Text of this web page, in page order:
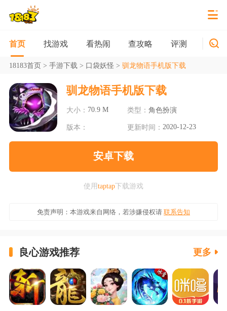
首页 找游戏 看热闹 查攻略 评测 新游
18183首页> 手游下载> 口袋妖怪 > 驯龙物语手机版下载
驯龙物语手机版下载
大小： 70.9 M 类型： 角色扮演
版本： 更新时间： 2020-12-23
安卓下载
使用taptap下载游戏
免责声明：本游戏来自网络，若涉嫌侵权请 联系告知
良心游戏推荐 更多